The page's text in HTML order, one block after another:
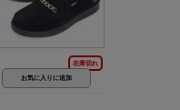
在庫切れ